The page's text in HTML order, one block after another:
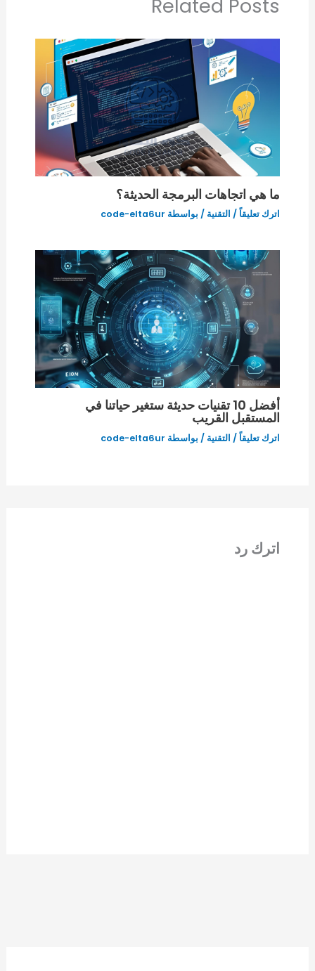
Related Posts
ما هي اتجاهات البرمجة الحديثة؟
اترك تعليقاً / التقنية / بواسطة code-elta6ur
أفضل 10 تقنيات حديثة ستغير حياتنا في
المستقبل القريب
اترك تعليقاً/ التقنية / بواسطة code-elta6ur
اترك رد